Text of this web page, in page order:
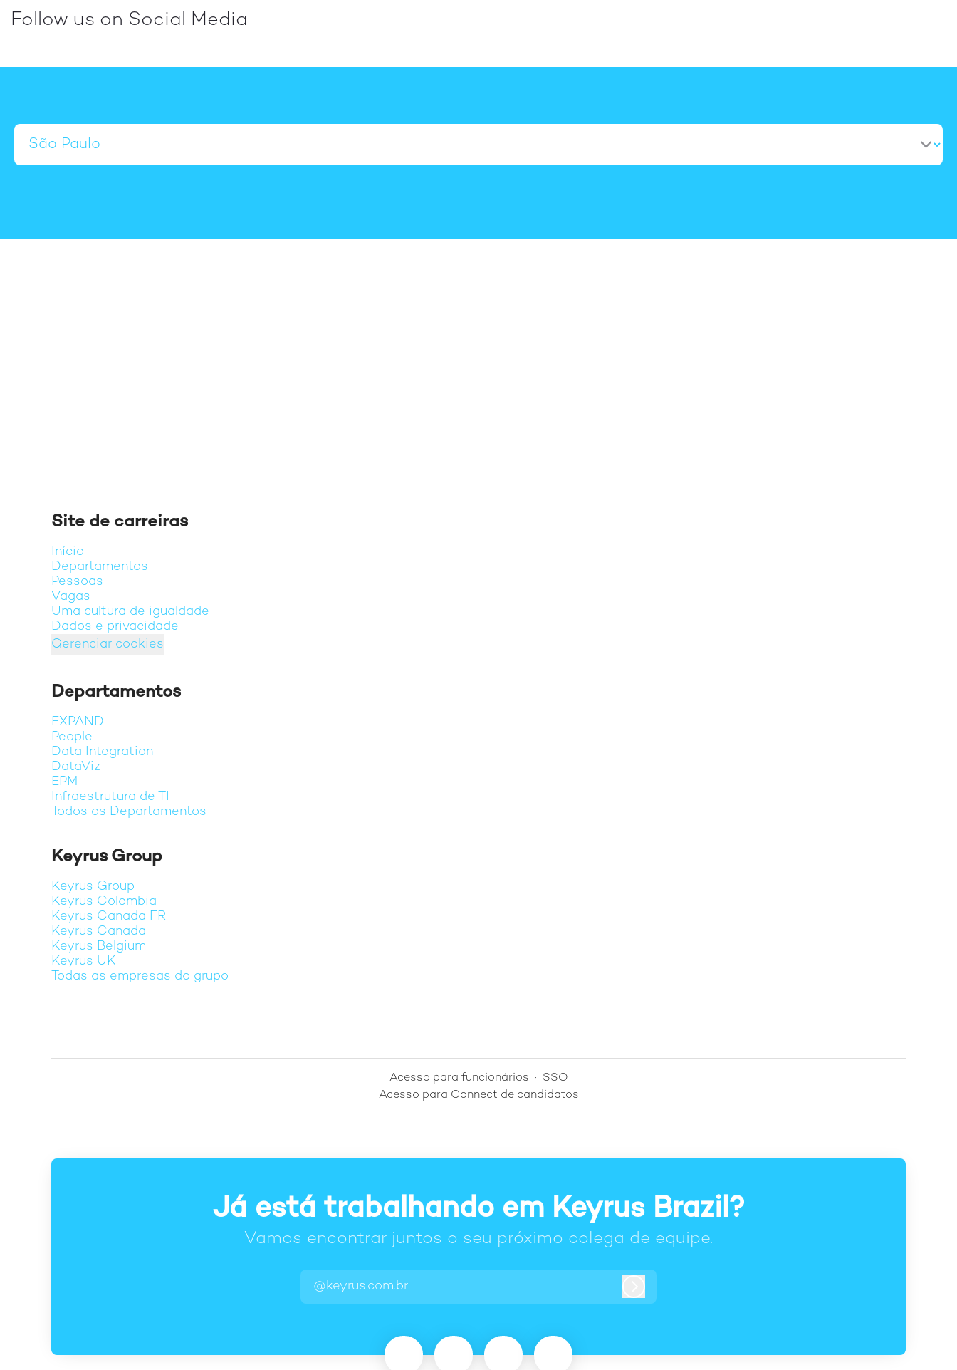
Follow us on Social Media
Site de carreiras
Início
Departamentos
Pessoas
Vagas
Uma cultura de igualdade
Dados e privacidade
Gerenciar cookies
Departamentos
EXPAND
People
Data Integration
DataViz
EPM
Infraestrutura de TI
Todos os Departamentos
Keyrus Group
Keyrus Group
Keyrus Colombia
Keyrus Canada FR
Keyrus Canada
Keyrus Belgium
Keyrus UK
Todas as empresas do grupo
Acesso para funcionários · SSO
Acesso para Connect de candidatos
Já está trabalhando em Keyrus Brazil?
Vamos encontrar juntos o seu próximo colega de equipe.
@keyrus.com.br